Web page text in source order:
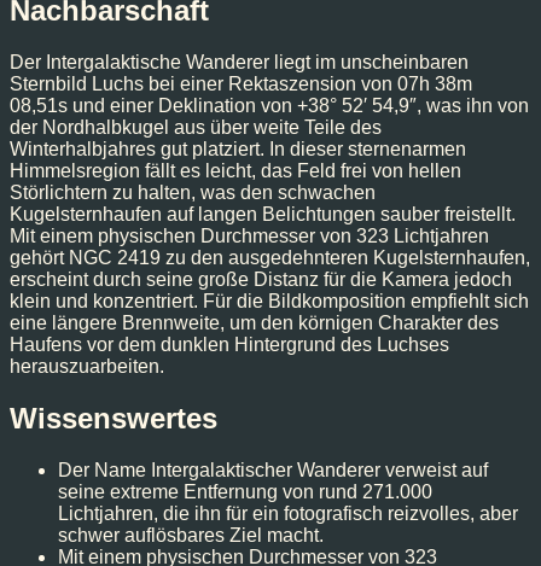
Nachbarschaft
Der Intergalaktische Wanderer liegt im unscheinbaren
Sternbild Luchs bei einer Rektaszension von 07h 38m
08,51s und einer Deklination von +38° 52′ 54,9″, was ihn von
der Nordhalbkugel aus über weite Teile des
Winterhalbjahres gut platziert. In dieser sternenarmen
Himmelsregion fällt es leicht, das Feld frei von hellen
Störlichtern zu halten, was den schwachen
Kugelsternhaufen auf langen Belichtungen sauber freistellt.
Mit einem physischen Durchmesser von 323 Lichtjahren
gehört NGC 2419 zu den ausgedehnteren Kugelsternhaufen,
erscheint durch seine große Distanz für die Kamera jedoch
klein und konzentriert. Für die Bildkomposition empfiehlt sich
eine längere Brennweite, um den körnigen Charakter des
Haufens vor dem dunklen Hintergrund des Luchses
herauszuarbeiten.
Wissenswertes
Der Name Intergalaktischer Wanderer verweist auf
seine extreme Entfernung von rund 271.000
Lichtjahren, die ihn für ein fotografisch reizvolles, aber
schwer auflösbares Ziel macht.
Mit einem physischen Durchmesser von 323